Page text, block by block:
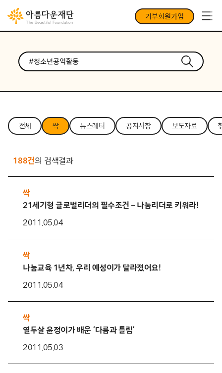
기부회원가입
전체 싹 뉴스레터 공지사항 보도자료
188건의 검색결과
싹
21세기형 글로벌리더의 필수조건 – 나눔리더로 키워라!
2011.05.04
싹
나눔교육 1년차, 우리 예성이가 달라졌어요!
2011.05.04
싹
열두살 윤정이가 배운 ‘다름과 틀림’
2011.05.03